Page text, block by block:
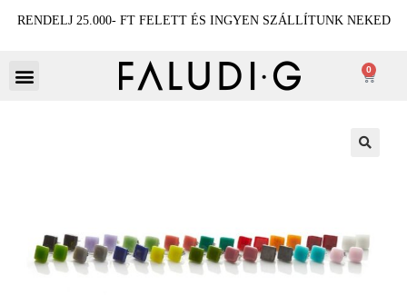
RENDELJ 25.000- FT FELETT ÉS INGYEN SZÁLLÍTUNK NEKED
0